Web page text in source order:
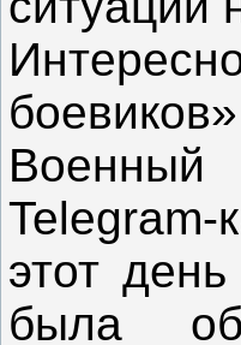
Военный
этот
была